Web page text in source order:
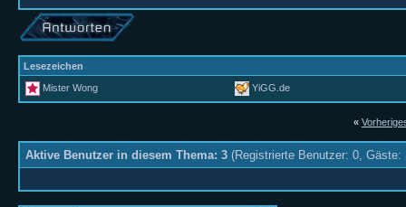
Lesezeichen
Mister Wong
YiGG.de
«
Aktive Benutzer in diesem Thema: 3 (Registrierte Benutzer: 0, Gäste: